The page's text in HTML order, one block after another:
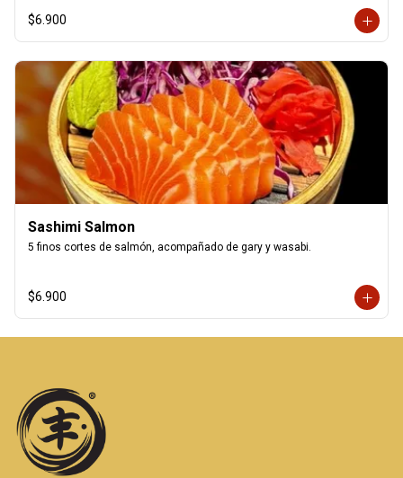
$6.900
Sashimi Salmon
5 finos cortes de salmón, acompañado de gary y wasabi.
$6.900